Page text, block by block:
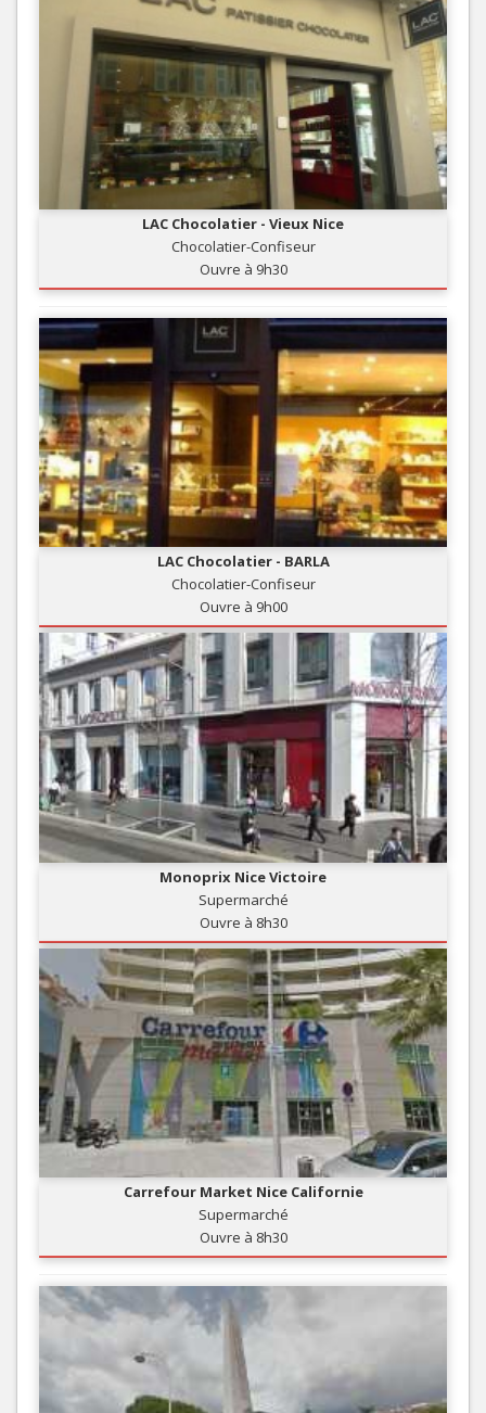
LAC Chocolatier - Vieux Nice
Chocolatier-Confiseur
Ouvre à 9h30
LAC Chocolatier - BARLA
Chocolatier-Confiseur
Ouvre à 9h00
Monoprix Nice Victoire
Supermarché
Ouvre à 8h30
Carrefour Market Nice Californie
Supermarché
Ouvre à 8h30